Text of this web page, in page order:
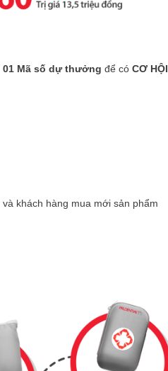
01 Mã số dự thưởng để có CƠ HỘI
và khách hàng mua mới sản phẩm